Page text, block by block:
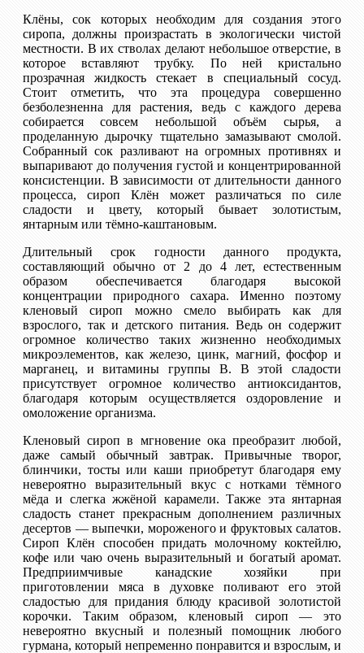
Клёны, сок которых необходим для создания этого
сиропа, должны произрастать в экологически чистой
местности. В их стволах делают небольшое отверстие, в
которое вставляют трубку. По ней кристально
прозрачная жидкость стекает в специальный сосуд.
Стоит отметить, что эта процедура совершенно
безболезненна для растения, ведь с каждого дерева
собирается совсем небольшой объём сырья, а
проделанную дырочку тщательно замазывают смолой.
Собранный сок разливают на огромных противнях и
выпаривают до получения густой и концентрированной
консистенции. В зависимости от длительности данного
процесса, сироп Клён может различаться по силе
сладости и цвету, который бывает золотистым,
янтарным или тёмно-каштановым.
Длительный срок годности данного продукта,
составляющий обычно от 2 до 4 лет, естественным
образом обеспечивается благодаря высокой
концентрации природного сахара. Именно поэтому
кленовый сироп можно смело выбирать как для
взрослого, так и детского питания. Ведь он содержит
огромное количество таких жизненно необходимых
микроэлементов, как железо, цинк, магний, фосфор и
марганец, и витамины группы B. В этой сладости
присутствует огромное количество антиоксидантов,
благодаря которым осуществляется оздоровление и
омоложение организма.
Кленовый сироп в мгновение ока преобразит любой,
даже самый обычный завтрак. Привычные творог,
блинчики, тосты или каши приобретут благодаря ему
невероятно выразительный вкус с нотками тёмного
мёда и слегка жжёной карамели. Также эта янтарная
сладость станет прекрасным дополнением различных
десертов — выпечки, мороженого и фруктовых салатов.
Сироп Клён способен придать молочному коктейлю,
кофе или чаю очень выразительный и богатый аромат.
Предприимчивые канадские хозяйки при
приготовлении мяса в духовке поливают его этой
сладостью для придания блюду красивой золотистой
корочки. Таким образом, кленовый сироп — это
невероятно вкусный и полезный помощник любого
гурмана, который непременно понравится и взрослым, и